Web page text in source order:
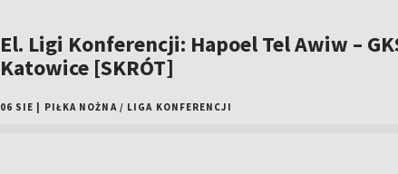
El. Ligi Konferencji: Hapoel Tel Awiw –
Katowice [SKRÓT]
06 SIE PIŁKA NOŻNA / LIGA KONFERENCJI